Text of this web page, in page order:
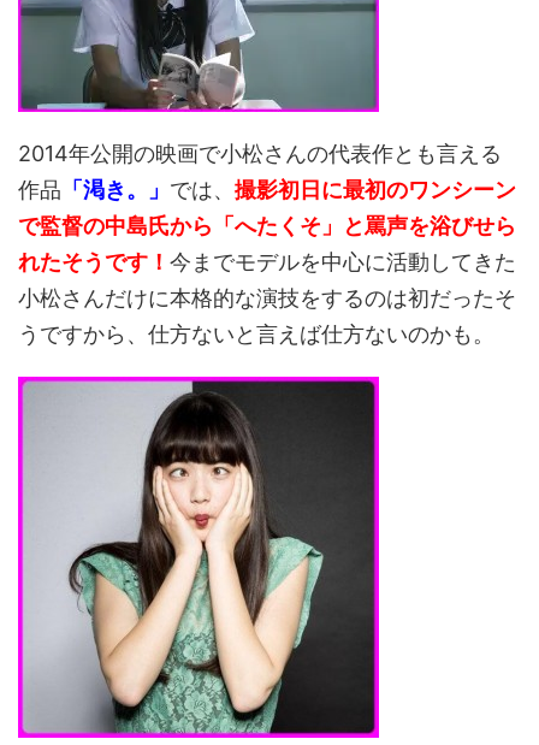
2014年公開の映画で小松さんの代表作とも言える
作品 「渇き。」 では、 撮影初日に最初のワンシーン
で監督の中島氏から「へたくそ」と罵声を浴びせら
れたそうです！ 今までモデルを中心に活動してきた
小松さんだけに本格的な演技をするのは初だったそ
うですから、仕方ないと言えば仕方ないのかも。